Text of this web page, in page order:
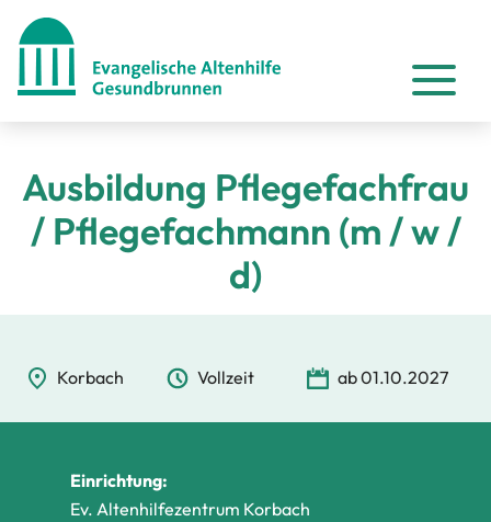
Ausbildung Pflegefachfrau
/ Pflegefachmann (m / w /
d)
Korbach Vollzeit ab 01.10.2027
Einrichtung:
Ev. Altenhilfezentrum Korbach